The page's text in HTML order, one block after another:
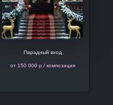
Парадный вход
от 150 000 р./ композиция